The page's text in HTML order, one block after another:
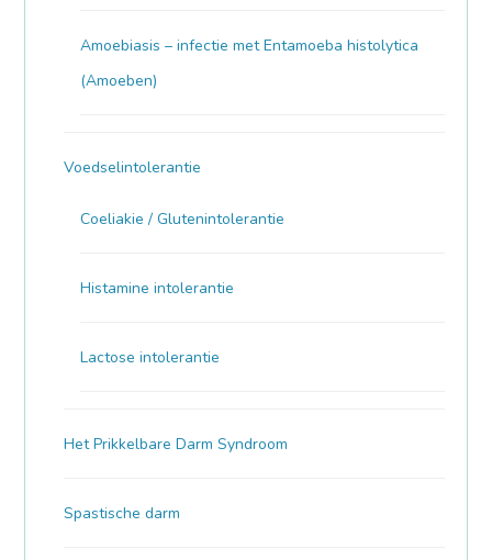
Amoebiasis – infectie met Entamoeba histolytica
(Amoeben)
Voedselintolerantie
Coeliakie / Glutenintolerantie
Histamine intolerantie
Lactose intolerantie
Het Prikkelbare Darm Syndroom
Spastische darm